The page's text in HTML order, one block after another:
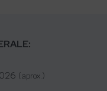
(aprox.)